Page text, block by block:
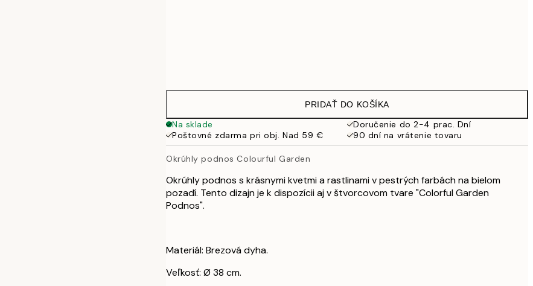
PRIDAŤ DO KOŠÍKA
Na sklade
Doručenie do 2-4 prac. Dní
Poštovné zdarma pri obj. Nad 59 €
90 dní na vrátenie tovaru
Okrúhly podnos Colourful Garden
Okrúhly podnos s krásnymi kvetmi a rastlinami v pestrých farbách na bielom
pozadí. Tento dizajn je k dispozícii aj v štvorcovom tvare "Colorful Garden
Podnos".
Materiál: Brezová dyha.
Veľkosť: Ø 38 cm.